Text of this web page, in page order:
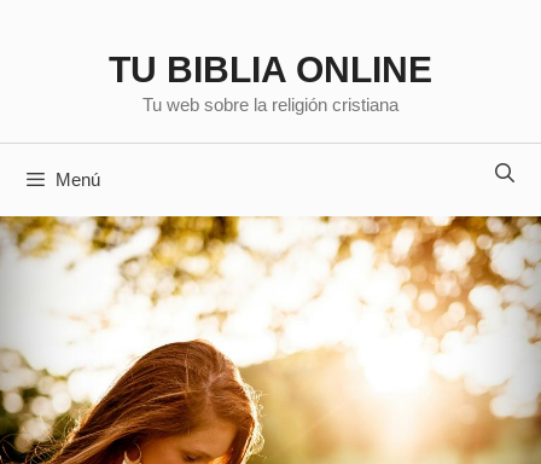
TU BIBLIA ONLINE
Tu web sobre la religión cristiana
Menú